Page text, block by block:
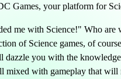
Games, your platform for
me with Science!" Who are
of Science games, of
dazzle you with the
mixed with gameplay that will